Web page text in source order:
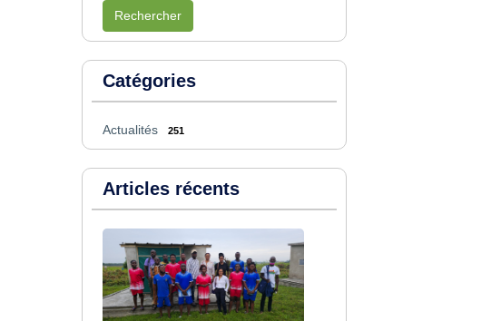
Rechercher
Catégories
Actualités 251
Articles récents